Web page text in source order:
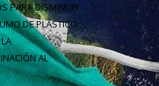
PARA DISMINUIR
DE PLÁSTICO
AL